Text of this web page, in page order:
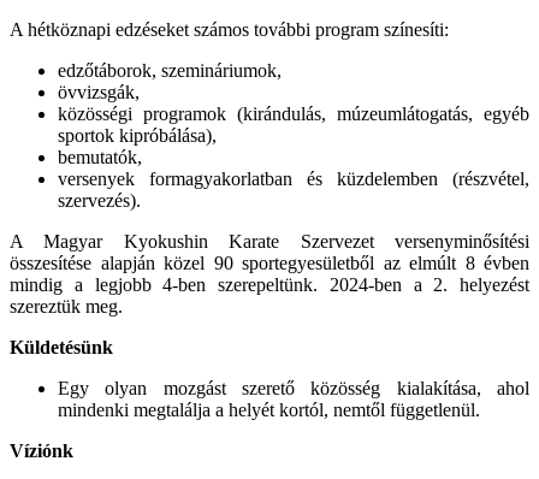
A hétköznapi edzéseket számos további program színesíti:
edzőtáborok, szemináriumok,
övvizsgák,
közösségi programok (kirándulás, múzeumlátogatás, egyéb
sportok kipróbálása),
bemutatók,
versenyek formagyakorlatban és küzdelemben (részvétel,
szervezés).
A Magyar Kyokushin Karate Szervezet versenyminősítési
összesítése alapján közel 90 sportegyesületből az elmúlt 8 évben
mindig a legjobb 4-ben szerepeltünk. 2024-ben a 2. helyezést
szereztük meg.
Küldetésünk
Egy olyan mozgást szerető közösség kialakítása, ahol
mindenki megtalálja a helyét kortól, nemtől függetlenül.
Víziónk